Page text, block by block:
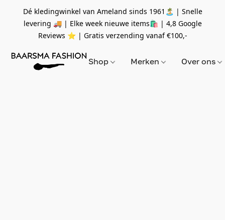
Dé kledingwinkel van Ameland sinds 1961🏝 | Snelle
levering 🚚 | Elke week nieuwe items🛍 | 4,8 Google
Reviews ⭐️ | Gratis verzending vanaf€100,-
Shop Merken Over ons